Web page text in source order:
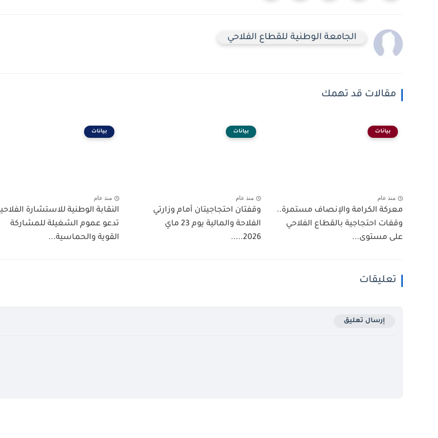
الجامعة الوطنية للقطاع الفلاحي
مقالات قد تهمك
بيانات
منذ عام
معركة الكرامة والإنصاف مستمرة..
وقفات احتجاجية بالقطاع الفلاحي
على مستوى...
بيانات
منذ عام
وقفتان احتجاجيتان أمام وزارتي
الفلاحة والمالية يوم 23 ماي
2026.....
بيانات
منذ عام
النقابة الوطنية للاستشارة
تدعو عموم الشغيلة للمشاركة
القوية والحماسية...
تعليقات
إرسال تعليق